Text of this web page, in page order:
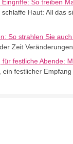
So treiben
Haut: All das
So strahlen Sie
Zeit
festliche Abende:
ein festlicher